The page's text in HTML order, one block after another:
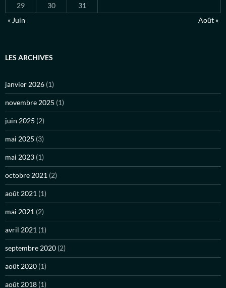
29 30
31
« Juin
Août »
LES ARCHIVES
janvier 2026 (1)
novembre 2025 (1)
juin 2025 (2)
mai 2025 (3)
mai 2023 (1)
octobre 2021 (2)
août 2021 (1)
mai 2021 (2)
avril 2021 (1)
septembre 2020 (2)
août 2020 (1)
août 2018 (1)